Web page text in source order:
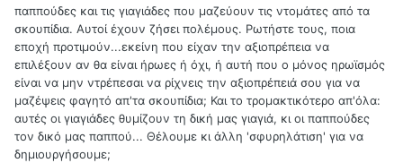
παππούδες και τις γιαγιάδες που μαζεύουν τις ντομάτες από τα
σκουπίδια. Αυτοί έχουν ζήσει πολέμους. Ρωτήστε τους, ποια
εποχή προτιμούν...εκείνη που είχαν την αξιοπρέπεια να
επιλέξουν αν θα είναι ήρωες ή όχι, ή αυτή που ο μόνος ηρωϊσμός
είναι να μην ντρέπεσαι να ρίχνεις την αξιοπρέπειά σου για να
μαζέψεις φαγητό απ'τα σκουπίδια; Και το τρομακτικότερο απ'όλα:
αυτές οι γιαγιάδες θυμίζουν τη δική μας γιαγιά, κι οι παππούδες
τον δικό μας παππού... Θέλουμε κι άλλη 'σφυρηλάτιση' για να
δημιουργήσουμε;